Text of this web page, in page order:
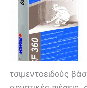
τσιμεντοειδούς